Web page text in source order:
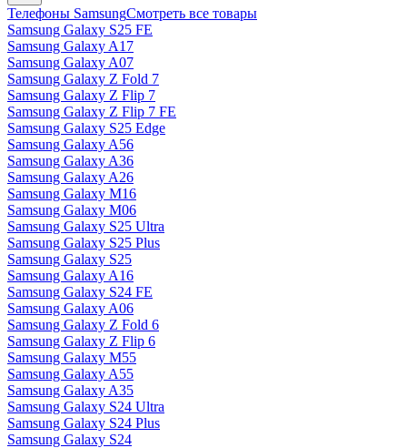
Телефоны SamsungСмотреть все товары
Samsung Galaxy S25 FE
Samsung Galaxy A17
Samsung Galaxy A07
Samsung Galaxy Z Fold 7
Samsung Galaxy Z Flip 7
Samsung Galaxy Z Flip 7 FE
Samsung Galaxy S25 Edge
Samsung Galaxy A56
Samsung Galaxy A36
Samsung Galaxy A26
Samsung Galaxy M16
Samsung Galaxy M06
Samsung Galaxy S25 Ultra
Samsung Galaxy S25 Plus
Samsung Galaxy S25
Samsung Galaxy A16
Samsung Galaxy S24 FE
Samsung Galaxy A06
Samsung Galaxy Z Fold 6
Samsung Galaxy Z Flip 6
Samsung Galaxy M55
Samsung Galaxy A55
Samsung Galaxy A35
Samsung Galaxy S24 Ultra
Samsung Galaxy S24 Plus
Samsung Galaxy S24